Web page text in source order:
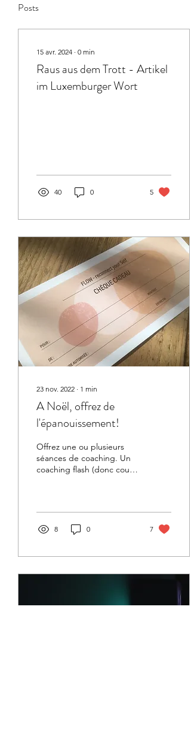
Posts
15 avr. 2024 ∙ 0 min
Raus aus dem Trott - Artikel
im Luxemburger Wort
40 0 5
23 nov. 2022 ∙ 1 min
A Noël, offrez de
l'épanouissement!
Offrez une ou plusieurs
séances de coaching. Un
coaching flash (donc court)
8 0 7